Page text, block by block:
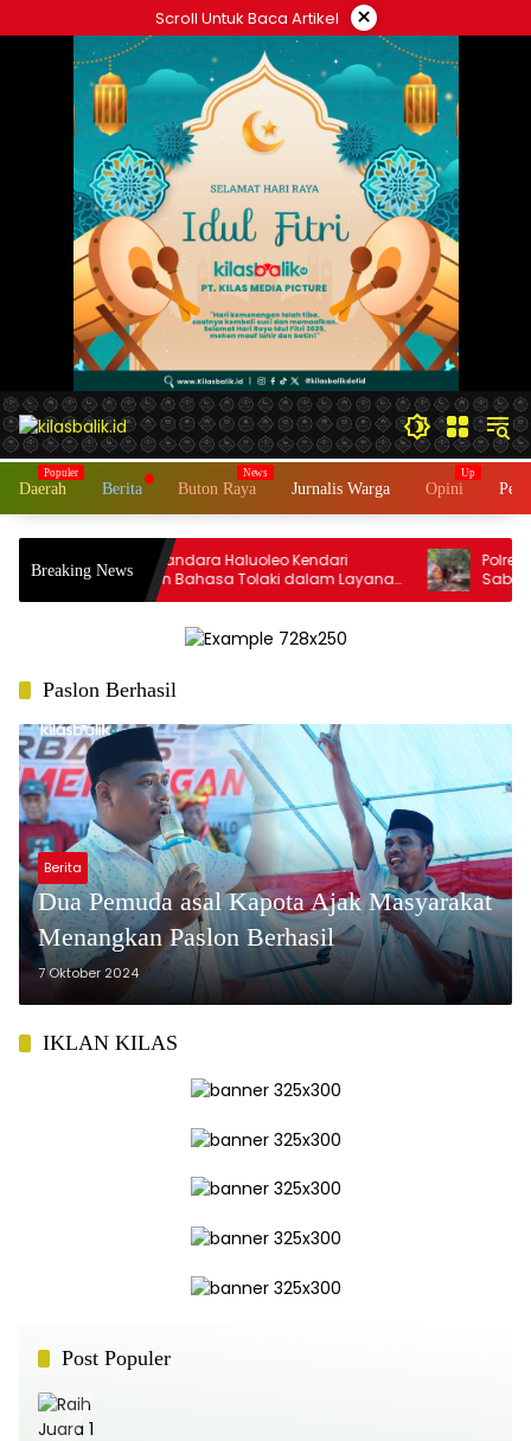
ke
Scroll Untuk Baca Artikel ×
Daerah Berita Buton Raya Jurnalis Warga Opini
Breaking News
Resmi! Bandara Haluoleo Kendari
Gunakan Bahasa Tolaki dalam Layanan
Pengumuman
Polres
Sabung
Pelaku
Paslon Berhasil
Berita
Dua Pemuda asal Kapota Ajak Masyarakat
Menangkan Paslon Berhasil
7 Oktober 2024
IKLAN KILAS
Post Populer